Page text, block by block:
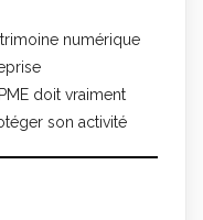
numérique
doit vraiment
son activité